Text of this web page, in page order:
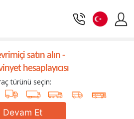
satın alın -
hesaplayıcısı
türünü seçin:
Devam Et